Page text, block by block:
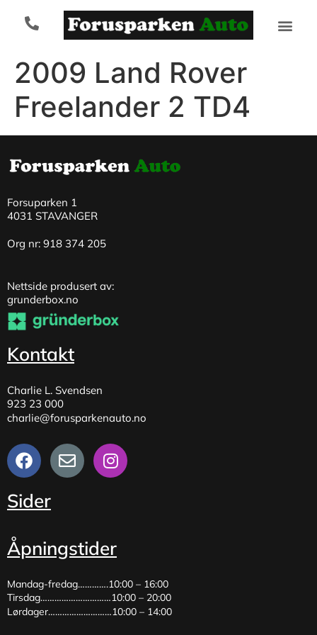
2009 Land Rover
Freelander 2 TD4
Forsuparken 1
4031 STAVANGER
Org nr: 918 374 205
Nettside produsert av:
grunderbox.no
Kontakt
Charlie L. Svendsen
923 23 000
charlie@forusparkenauto.no
Sider
Åpningstider
Mandag-fredag………….10:00 – 16:00
Tirsdag…………………………10:00 – 20:00
Lørdager………………………10:00 – 14:00